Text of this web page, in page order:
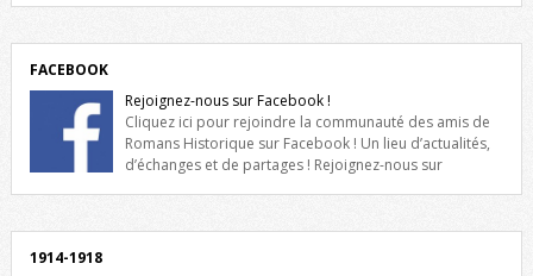
FACEBOOK
Rejoignez-nous sur Facebook !
Cliquez ici pour rejoindre la communauté des amis de
Romans Historique sur Facebook ! Un lieu d’actualités,
d’échanges et de partages ! Rejoignez-nous sur
1914-1918